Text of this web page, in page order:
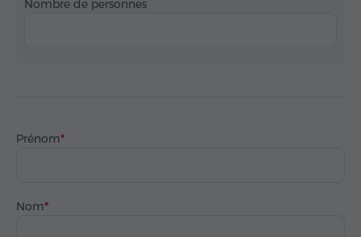
Nombre de personnes
Prénom
Nom